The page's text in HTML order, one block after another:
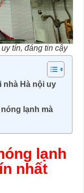
tín, đáng tin cậy
nhà Hà nội uy
lạnh mà
lạnh
nhất